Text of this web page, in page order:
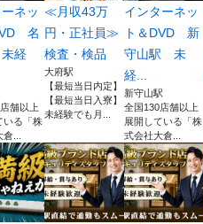
ネッ
名
経
舗以上
いる「株
...
≪月収43万
円・正社員≫
検査・検品
大府駅
【最短当日内定】
【最短当日入寮】
未経験でも月...
インターネッ
ト＆DVD 新
守山駅 未
経...
新守山駅
全国130店舗以上
展開している「株
式会社大倉...